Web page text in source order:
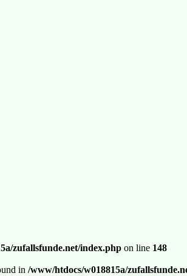
zufallsfunde.net/index.php on line 148
in /www/htdocs/w018815a/